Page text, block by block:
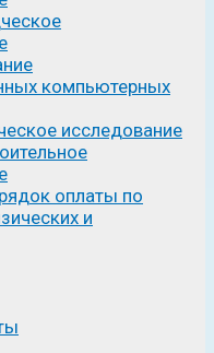
компьютерных
исследование
оплаты по
и